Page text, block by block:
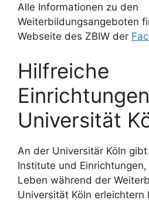
Alle Informationen zu den
Weiterbildungsangeboten
Webseite des ZBIW der
Hilfreiche
Universität
An der Universitär Köln
Institute und
Leben während der
Universität Köln erleichtern